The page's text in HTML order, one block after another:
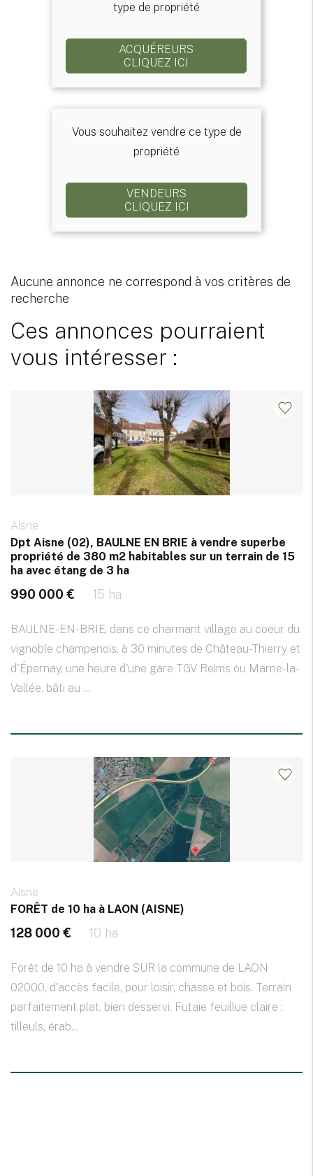
type de propriété
ACQUÉREURS
CLIQUEZ ICI
Vous souhaitez vendre ce type de
propriété
VENDEURS
CLIQUEZ ICI
Aucune annonce ne correspond à vos critères de
recherche
Ces annonces pourraient
vous intéresser :
Aisne
Dpt Aisne (02), BAULNE EN BRIE à vendre superbe
propriété de 380 m2 habitables sur un terrain de 15
ha avec étang de 3 ha
990 000 € 15 ha
BAULNE-EN-BRIE, dans ce charmant village au coeur du
vignoble champenois, à 30 minutes de Château-Thierry et
d'Épernay, une heure d'une gare TGV Reims ou Marne-la-
Vallée, bâti au ...
Aisne
FORÊT de 10 ha à LAON (AISNE)
128 000 € 10 ha
Forêt de 10 ha à vendre SUR la commune de LAON
02000, d'accès facile, pour loisir, chasse et bois. Terrain
parfaitement plat, bien desservi. Futaie feuillue claire :
tilleuls, érab...